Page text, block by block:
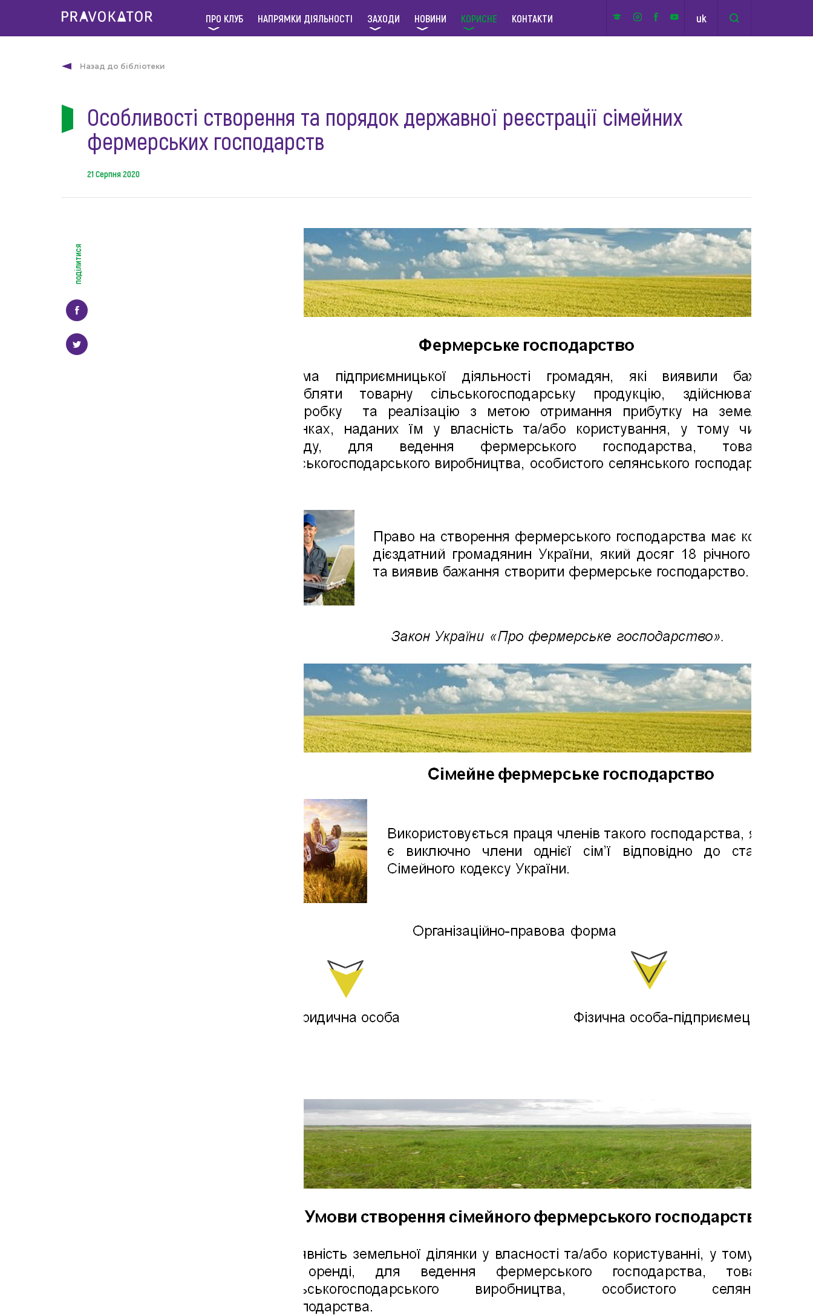
ПРО КЛУБ НАПРЯМКИ ДІЯЛЬНОСТІ ЗАХОДИ НОВИНИ КОРИСНЕ КОНТАКТИ uk
Назад до бібліотеки
Особливості створення та порядок державної реєстрації сімейних
фермерських господарств
21 Серпня 2020
поділитися